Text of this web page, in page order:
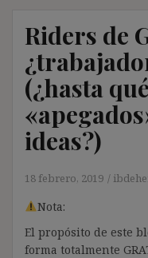
Riders de
(¿hasta
ideas?)
18 febrero, 2019
Nota:
El propósito de este
forma totalmente